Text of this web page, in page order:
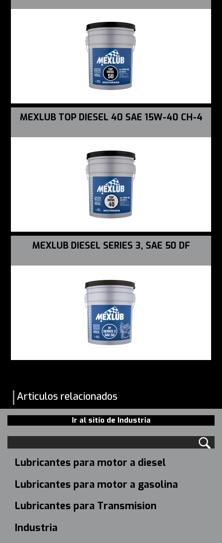
MEXLUB TOP DIESEL 40 SAE 15W-40 CH-4
MEXLUB DIESEL SERIES 3, SAE 50 DF
Articulos relacionados
Ir al sitio de Industria
Lubricantes para motor a diesel
Lubricantes para motor a gasolina
Lubricantes para Transmision
Industria